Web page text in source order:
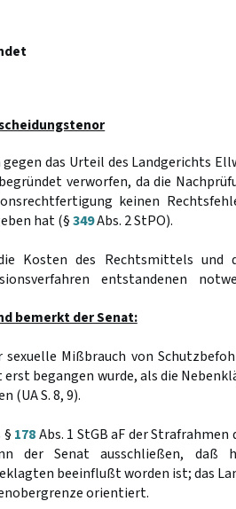
das Urteil des Landgerichts
verworfen, da die
keinen
hat (§349Abs. 2 StPO).
Kosten des Rechtsmittels und
entstandenen
bemerkt der Senat:
Mißbrauch von
begangen wurde, als die
(UA S. 8, 9).
178Abs. 1 StGB aF der Strafrahmen
der Senat ausschließen, daß
beeinflußt worden ist; das
orientiert.